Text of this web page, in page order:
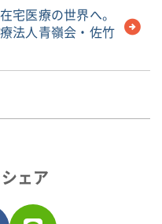
宅医療の世界へ。
法人青嶺会・佐竹
ェア